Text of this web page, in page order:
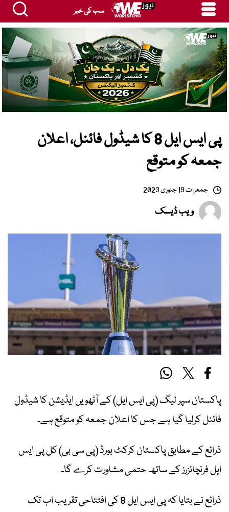
سب کی خبر
پی ایس ایل 8 کا شیڈول فائنل، اعلان
جمعہ کو متوقع
جمعرات 19 جنوری 2023
ویب ڈیسک
پاکستان سپر لیگ (پی ایس ایل) کے آٹھویں ایڈیشن کا شیڈول
فائنل کرلیا گیا ہے جس کا اعلان جمعہ کو متوقع ہے۔
ذرائع کے مطابق پاکستان کرکٹ بورڈ (پی سی بی) کل پی ایس
ایل فرنچائزرز کے ساتھ حتمی مشاورت کرے گا۔
ذرائع نے بتایا کہ پی ایس ایل 8 کی افتتاحی تقریب اب تک